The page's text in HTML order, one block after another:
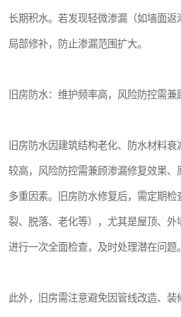
长期积水。若发现轻微渗漏（如墙面
局部修补，防止渗漏范围扩大。
旧房防水：维护频率高，风险防控需兼
旧房防水因建筑结构老化、防水材料
较高，风险防控需兼顾渗漏修复效果
多重因素。旧房防水修复后，需定期
裂、脱落、老化等），尤其是屋顶、
进行一次全面检查，及时处理潜在问题。
此外，旧房需注意避免因管线改造、